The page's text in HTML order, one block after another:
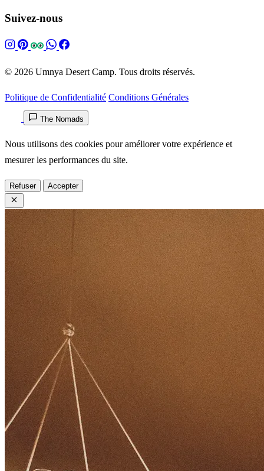
Suivez-nous
© 2026 Umnya Desert Camp. Tous droits réservés.
Politique de Confidentialité Conditions Générales
The Nomads
Nous utilisons des cookies pour améliorer votre expérience et
mesurer les performances du site.
Refuser Accepter